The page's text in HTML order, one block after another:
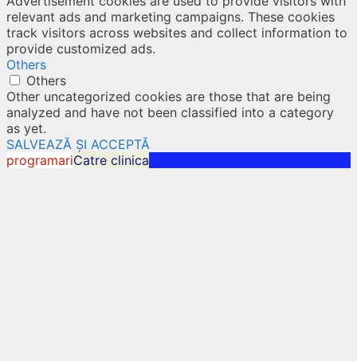
relevant ads and marketing campaigns. These cookies
track visitors across websites and collect information to
provide customized ads.
Others
Others
Other uncategorized cookies are those that are being
analyzed and have not been classified into a category
as yet.
SALVEAZĂ ȘI ACCEPTĂ
programariCatre clinica